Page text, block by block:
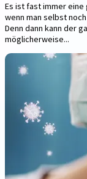
Es ist fast immer
wenn man selbst
Denn dann kann der
möglicherweise...